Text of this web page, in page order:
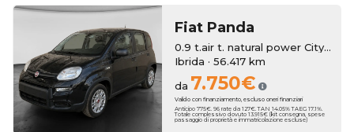
Fiat Panda
0.9 t.air t. natural power City Life 70cv 5p.ti
Ibrida · 56.417 km
da 7.750€
Valido con finanziamento, escluso oneri finanziari
Anticipo 775€. 96 rate da 127€. TAN 14.05% TAEG 17.1%.
Totale complessivo dovuto 13.915€ (kit consegna, spese
passaggio di proprietà e immatricolazione escluse)